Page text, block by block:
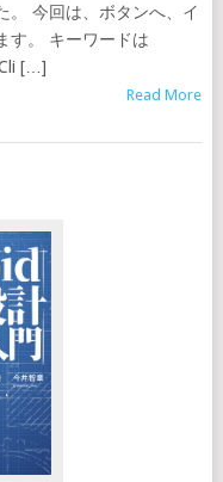
。 今回は、ボタンへ、イ
す。 キーワードは
[…]
Read More